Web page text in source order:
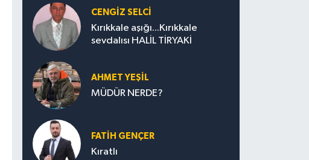
CENGİZ SELCİ
Kırıkkale aşığı...Kırıkkale
sevdalısı HALİL TİRYAKİ
AHMET YEŞİL
MÜDÜR NERDE?
FATIH GENÇER
Kıratlı